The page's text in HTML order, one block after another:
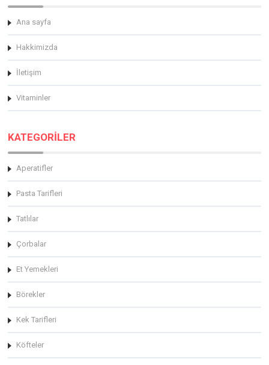
Ana sayfa
Hakkimizda
İletişim
Vitaminler
KATEGORİLER
Aperatifler
Pasta Tarifleri
Tatlılar
Çorbalar
Et Yemekleri
Börekler
Kek Tarifleri
Köfteler